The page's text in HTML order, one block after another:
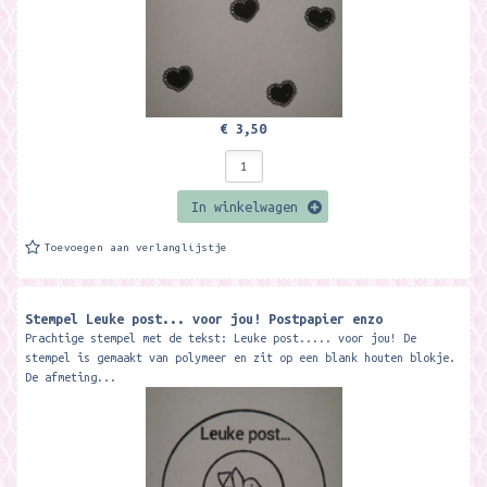
€ 3,50
In winkelwagen
Toevoegen aan verlanglijstje
Stempel Leuke post... voor jou! Postpapier enzo
Prachtige stempel met de tekst: Leuke post..... voor jou! De
stempel is gemaakt van polymeer en zit op een blank houten blokje.
De afmeting...